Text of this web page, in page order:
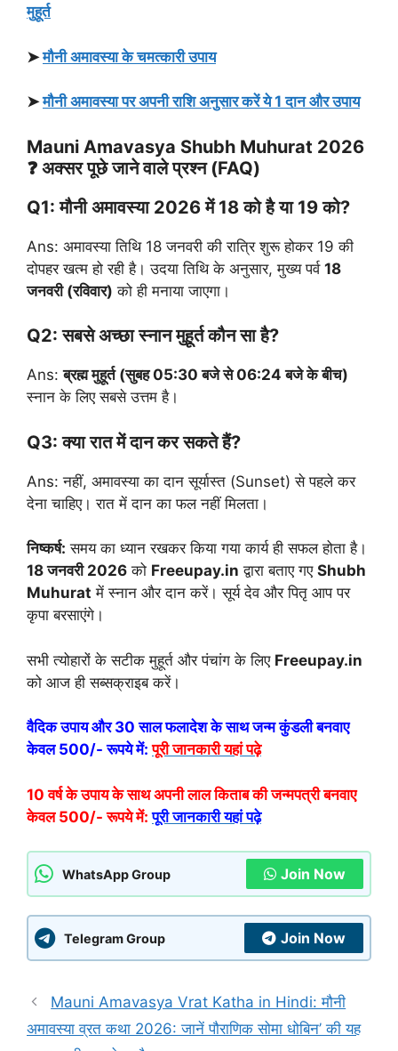
मुहूर्त
➤मौनी अमावस्या के चमत्कारी उपाय
➤मौनी अमावस्या पर अपनी राशि अनुसार करें ये 1 दान और उपाय
Mauni Amavasya Shubh Muhurat 2026
❓ अक्सर पूछे जाने वाले प्रश्न (FAQ)
Q1: मौनी अमावस्या 2026 में 18 को है या 19 को?
Ans: अमावस्या तिथि 18 जनवरी की रात्रि शुरू होकर 19 की
दोपहर खत्म हो रही है। उदया तिथि के अनुसार, मुख्य पर्व 18
जनवरी (रविवार) को ही मनाया जाएगा।
Q2: सबसे अच्छा स्नान मुहूर्त कौन सा है?
Ans:ब्रह्म मुहूर्त (सुबह 05:30 बजे से 06:24 बजे के बीच)
स्नान के लिए सबसे उत्तम है।
Q3: क्या रात में दान कर सकते हैं?
Ans: नहीं, अमावस्या का दान सूर्यास्त (Sunset) से पहले कर
देना चाहिए। रात में दान का फल नहीं मिलता।
निष्कर्ष: समय का ध्यान रखकर किया गया कार्य ही सफल होता है।
18 जनवरी 2026 को Freeupay.in द्वारा बताए गए Shubh
Muhurat में स्नान और दान करें। सूर्य देव और पितृ आप पर
कृपा बरसाएंगे।
सभी त्योहारों के सटीक मुहूर्त और पंचांग के लिए Freeupay.in
को आज ही सब्सक्राइब करें।
वैदिक उपाय और 30 साल फलादेश के साथ जन्म कुंडली बनवाए
केवल 500/- रूपये में: पूरी जानकारी यहां पढ़े
10 वर्ष के उपाय के साथ अपनी लाल किताब की जन्मपत्री बनवाए
केवल 500/- रूपये में: पूरी जानकारी यहां पढ़े
WhatsApp Group Join Now
Telegram Group Join Now
Mauni Amavasya Vrat Katha in Hindi: मौनी
अमावस्या व्रत कथा 2026: जानें पौराणिक सोमा धोबिन’ की यह